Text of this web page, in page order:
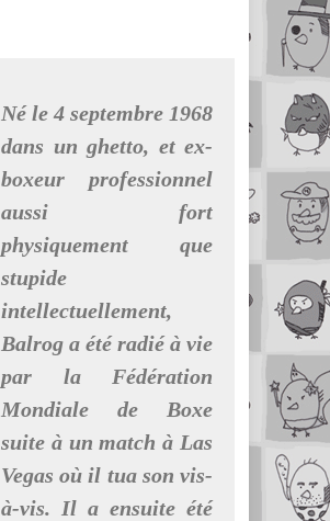
Né le 4 septembre 1968
dans un ghetto, et ex-
boxeur professionnel
aussi fort
physiquement que
stupide
intellectuellement,
Balrog a été radié à vie
par la Fédération
Mondiale de Boxe
suite à un match à Las
Vegas où il tua son vis-
à-vis. Il a ensuite été